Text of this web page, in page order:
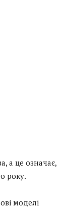
а це означає,
року.
моделі